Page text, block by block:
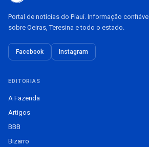
Portal de notícias do Piauí. Informação confiável
sobre Oeiras, Teresina e todo o estado.
Facebook Instagram
EDITORIAS
A Fazenda
Artigos
BBB
Bizarro